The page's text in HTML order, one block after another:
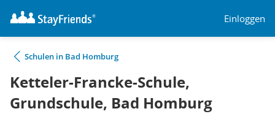
Einloggen
Schulen in Bad Homburg
Ketteler-Francke-Schule,
Grundschule, Bad Homburg